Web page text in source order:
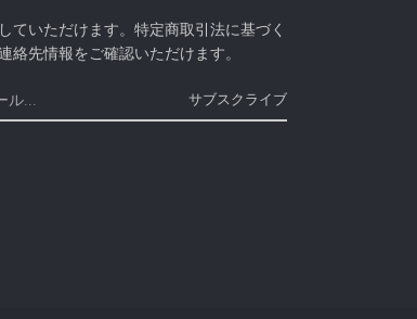
ていただけます。特定商取引法に基づく
絡先情報をご確認いただけます。
サブスクライブ